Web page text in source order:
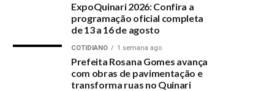
ExpoQuinari 2026: Confira a
programação oficial completa
de 13 a 16 de agosto
COTIDIANO 1 semana ago
Prefeita Rosana Gomes avança
com obras de pavimentação e
transforma ruas no Quinari